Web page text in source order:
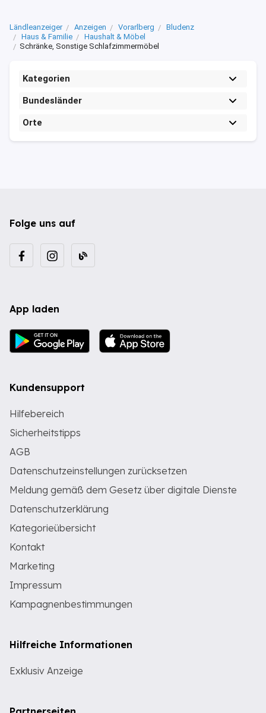
Ländleanzeiger Anzeigen Vorarlberg
Bludenz
Haus & Familie
Haushalt & Möbel
Schränke, Sonstige Schlafzimmermöbel
Kategorien
Bundesländer
Orte
Folge uns auf
App laden
Kundensupport
Hilfebereich
Sicherheitstipps
AGB
Datenschutzeinstellungen zurücksetzen
Meldung gemäß dem Gesetz über digitale Dienste
Datenschutzerklärung
Kategorieübersicht
Kontakt
Marketing
Impressum
Kampagnenbestimmungen
Hilfreiche Informationen
Exklusiv Anzeige